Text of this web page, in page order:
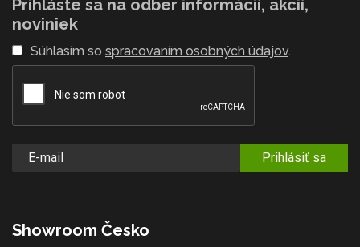
Prihláste sa na odber informácií, akcií,
noviniek
Súhlasím so spracovaním osobných údajov.
Prihlásiť sa
Showroom Česko